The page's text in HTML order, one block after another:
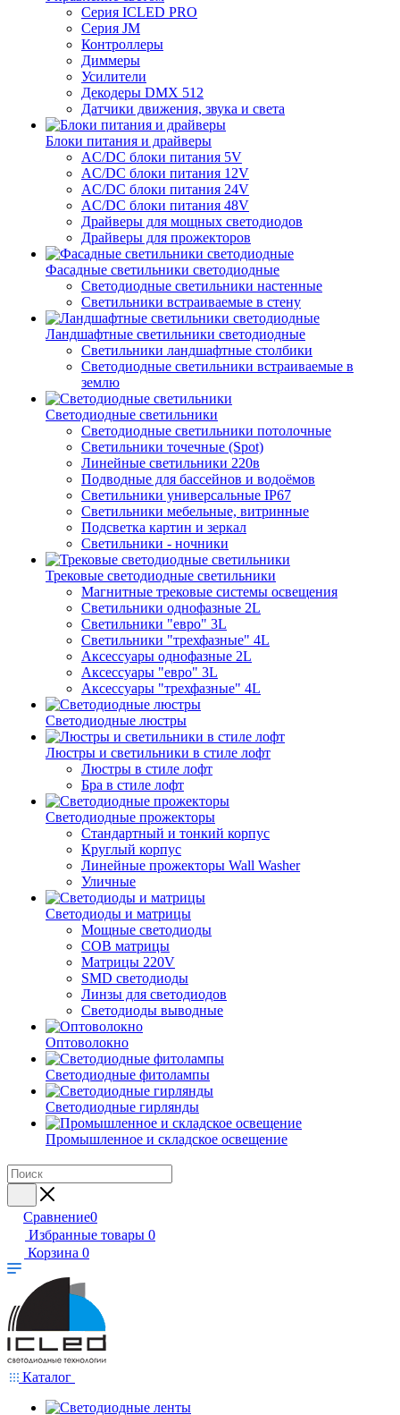
Серия ICLED PRO
Серия JM
Контроллеры
Диммеры
Усилители
Декодеры DMX 512
Датчики движения, звука и света
Блоки питания и драйверы
AC/DC блоки питания 5V
AC/DC блоки питания 12V
AC/DC блоки питания 24V
AC/DC блоки питания 48V
Драйверы для мощных светодиодов
Драйверы для прожекторов
Фасадные светильники светодиодные
Светодиодные светильники настенные
Светильники встраиваемые в стену
Ландшафтные светильники светодиодные
Светильники ландшафтные столбики
Светодиодные светильники встраиваемые в
землю
Светодиодные светильники
Светодиодные светильники потолочные
Светильники точечные (Spot)
Линейные светильники 220в
Подводные для бассейнов и водоёмов
Светильники универсальные IP67
Светильники мебельные, витринные
Подсветка картин и зеркал
Светильники - ночники
Трековые светодиодные светильники
Магнитные трековые системы освещения
Светильники однофазные 2L
Светильники "евро" 3L
Светильники "трехфазные" 4L
Аксессуары однофазные 2L
Аксессуары "евро" 3L
Аксессуары "трехфазные" 4L
Светодиодные люстры
Люстры и светильники в стиле лофт
Люстры в стиле лофт
Бра в стиле лофт
Светодиодные прожекторы
Стандартный и тонкий корпус
Круглый корпус
Линейные прожекторы Wall Washer
Уличные
Светодиоды и матрицы
Мощные светодиоды
COB матрицы
Матрицы 220V
SMD светодиоды
Линзы для светодиодов
Светодиоды выводные
Оптоволокно
Светодиодные фитолампы
Светодиодные гирлянды
Промышленное и складское освещение
Сравнение0
Избранные товары 0
Корзина 0
Каталог